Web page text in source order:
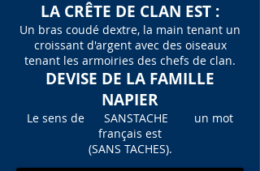
LA CRÊTE DE CLAN EST :
Un bras coudé dextre, la main tenant un
croissant d'argent avec des oiseaux
tenant les armoiries des chefs de clan.
DEVISE DE LA FAMILLE
NAPIER
Le sens de SANSTACHE un mot
français est
(SANS TACHES).